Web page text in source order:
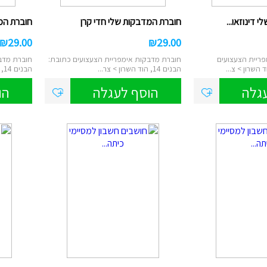
אקרילי
שולחן/תיבות
ערכת קריוקי
יד
דינוזאו...
הצעצועים
חוברת המדבקות שלי חדי קרן
29.00
₪
חוברת מדבקות אימפריית הצעצועים כתובת:
הבנים 14, הוד השרון > צר...
הוסף לעגלה
חוברת
29.00
₪
חוברת
הבנים 14, הוד השרון > צר...